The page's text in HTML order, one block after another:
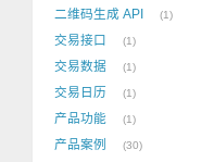
二维码生成 API 1
交易接口 1
交易数据 1
交易日历 1
产品功能 1
产品案例 30